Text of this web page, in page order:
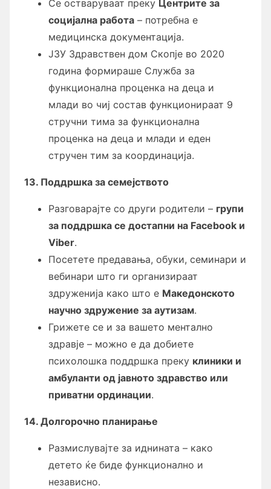
Се остваруваат преку Центрите за
социјална работа – потребна е
медицинска документација.
ЈЗУ Здравствен дом Скопје во 2020
година формираше Служба за
функционална проценка на деца и
млади во чиј состав функционираат 9
стручни тима за функционална
проценка на деца и млади и еден
стручен тим за координација.
13. Поддршка за семејството
Разговарајте со други родители – групи
за поддршка се достапни на Facebook и
Viber.
Посетете предавања, обуки, семинари и
вебинари што ги организираат
здруженија како што е Македонското
научно здружение за аутизам.
Грижете се и за вашето ментално
здравје – можно е да добиете
психолошка поддршка преку клиники и
амбуланти од јавното здравство или
приватни ординации.
14. Долгорочно планирање
Размислувајте за иднината – како
детето ќе биде функционално и
независно.